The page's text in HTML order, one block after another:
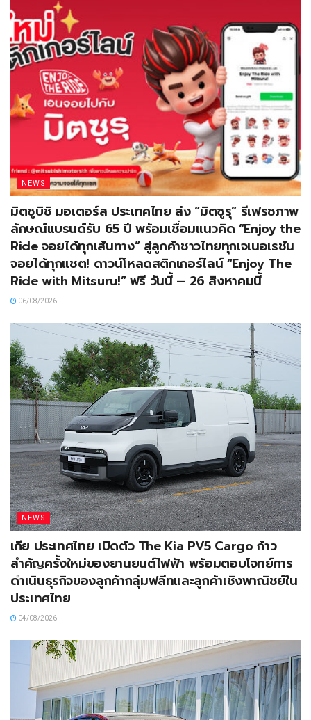
NEWS
มิตซูบิชิ มอเตอร์ส ประเทศไทย ส่ง “มิตซูรุ” รีเฟรชภาพ
ลักษณ์แบรนด์รับ 65 ปี พร้อมเชื่อมแนวคิด “Enjoy the
Ride จอยได้ทุกเส้นทาง” สู่ลูกค้าชาวไทยทุกเจเนอเรชัน
จอยได้ทุกแชต! ดาวน์โหลดสติกเกอร์ไลน์ “Enjoy The
Ride with Mitsuru!” ฟรี วันนี้ – 26 สิงหาคมนี้
06/08/2026
NEWS
เกีย ประเทศไทย เปิดตัว The Kia PV5 Cargo ก้าว
สำคัญครั้งใหม่ของยานยนต์ไฟฟ้า พร้อมตอบโจทย์การ
ดำเนินธุรกิจของลูกค้ากลุ่มฟลีทและลูกค้าเชิงพาณิชย์ใน
ประเทศไทย
04/08/2026